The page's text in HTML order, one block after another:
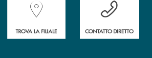
TROVA LA FILIALE CONTATTO DIRETTO